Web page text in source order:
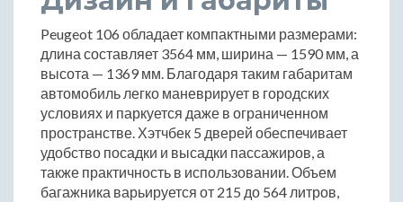
Peugeot 106 обладает компактными размерами:
длина составляет 3564 мм, ширина — 1590 мм, а
высота — 1369 мм. Благодаря таким габаритам
автомобиль легко маневрирует в городских
условиях и паркуется даже в ограниченном
пространстве. Хэтчбек 5 дверей обеспечивает
удобство посадки и высадки пассажиров, а
также практичность в использовании. Объем
багажника варьируется от 215 до 564 литров,